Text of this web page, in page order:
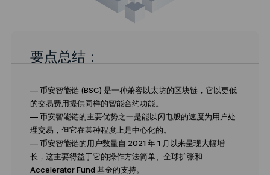
要点总结：
— 币安智能链 (BSC) 是一种兼容以太坊的区块链，它以更低
的交易费用提供同样的智能合约功能。
— 币安智能链的主要优势之一是能以闪电般的速度为用户处
理交易，但它在某种程度上是中心化的。
— 币安智能链的用户数量自 2021 年 1 月以来呈现大幅增
长，这主要得益于它的操作方法简单、全球扩张和
Accelerator Fund 基金的支持。